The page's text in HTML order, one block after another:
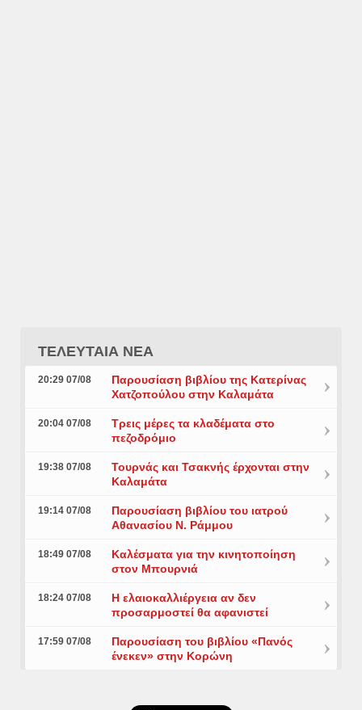
ΤΕΛΕΥΤΑΙΑ ΝΕΑ
20:29 07/08
Παρουσίαση βιβλίου της Κατερίνας
Χατζοπούλου στην Καλαμάτα
20:04 07/08
Τρεις μέρες τα κλαδέματα στο
πεζοδρόμιο
19:38 07/08
Τουρνάς και Τσακνής έρχονται στην
Καλαμάτα
19:14 07/08
Παρουσίαση βιβλίου του ιατρού
Αθανασίου Ν. Ράμμου
18:49 07/08
Καλέσματα για την κινητοποίηση
στον Μπουρνιά
18:24 07/08
Η ελαιοκαλλιέργεια αν δεν
προσαρμοστεί θα αφανιστεί
17:59 07/08
Παρουσίαση του βιβλίου «Πανός
ένεκεν» στην Κορώνη